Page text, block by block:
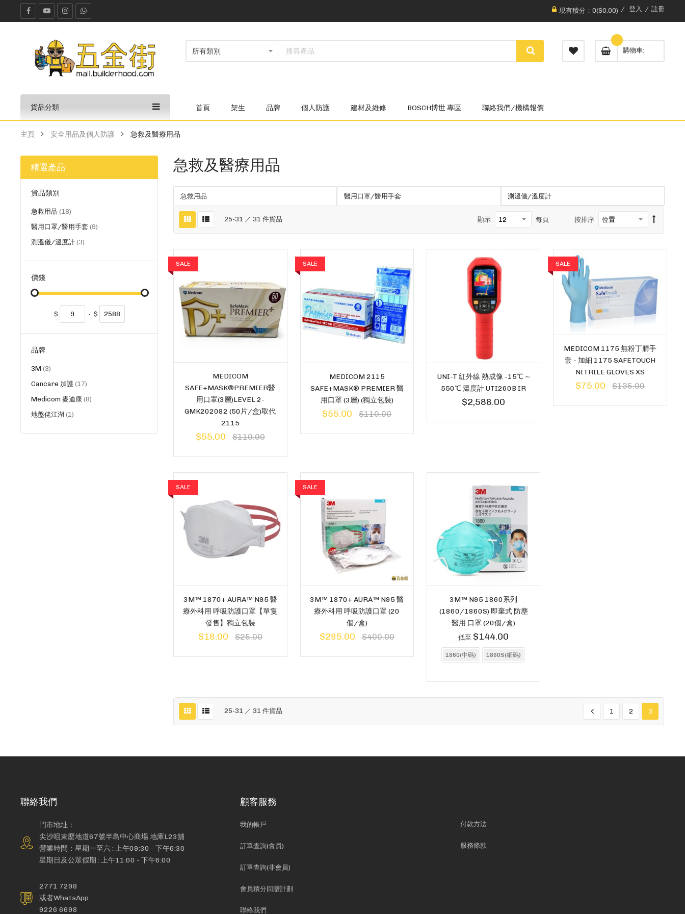
現有積分：0($0.00) 登入 註冊
購物車
貨品分類 首頁 架生 品牌 個人防護 建材及維修 BOSCH博世 專區 聯絡我們/機構報價
主頁 安全用品及個人防護 急救及醫療用品
急救及醫療用品
急救用品 醫用口罩/醫用手套 測溫儀/溫度計
25-31 ／31 件貨品 按排序
顯示 每頁
SALE
MEDICOM
SAFE+MASK®PREMIER醫
用口罩(3層)LEVEL 2-
GMK202082 (50片/盒)取代
2115
$55.00 $110.00
SALE
MEDICOM 2115
SAFE+MASK® PREMIER 醫
用口罩 (3層) (獨立包裝)
$55.00 $110.00
UNI-T 紅外線 熱成像 -15℃ ~
550℃ 溫度計 UTI260B IR
$2,588.00
SALE
MEDICOM 1175 無粉丁腈手
套 - 加細 1175 SAFETOUCH
NITRILE GLOVES XS
$75.00 $135.00
SALE
3M™ 1870+ AURA™ N95 醫
療外科用 呼吸防護口罩【單隻
發售】獨立包裝
$18.00 $25.00
SALE
3M™ 1870+ AURA™ N95 醫
療外科用 呼吸防護口罩 (20
個/盒)
$295.00 $400.00
3M™ N95 1860系列
(1860/1860S) 即棄式 防塵
醫用 口罩 (20個/盒)
低至 $144.00
1860(中碼) 1860S(細碼)
25-31 ／31 件貨品 1 2 3
精選產品
貨品類別
急救用品 18貨
品
醫用口罩/醫用手套 9貨
測溫儀/溫度計 3貨
價錢
$ - $
品牌
3M 3貨
Cancare 加護 17貨
Medicom 麥迪康 8貨
地盤佬江湖 1貨
聯絡我們
門市地址：
尖沙咀東麼地道67號半島中心商場 地庫L23舖
營業時間：星期一至六 : 上午09:30 - 下午6:30
星期日及公眾假期 : 上午11:00 - 下午6:00
2771 7298
或者WhatsApp
9226 6698
顧客服務
我的帳戶
訂單查詢(會員)
訂單查詢(非會員)
會員積分回贈計劃
聯絡我們
付款方法
服務條款